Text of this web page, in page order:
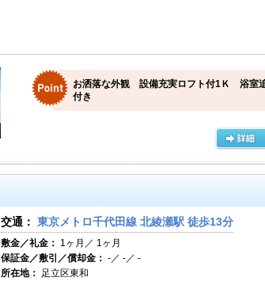
お洒落な外観 設備充実ロフト付1Ｋ 浴室
付き
交通： 東京メトロ千代田線 北綾瀬駅 徒歩13分
敷金／礼金： 1ヶ月／ 1ヶ月
保証金／敷引／償却金： -／ -／ -
所在地： 足立区東和